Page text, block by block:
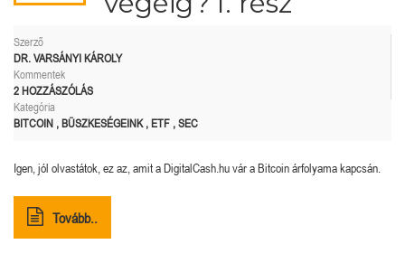
Szerző
DR. VARSÁNYI KÁROLY
Kommentek
2 HOZZÁSZÓLÁS
Kategória
BITCOIN , BÜSZKESÉGEINK, ETF , SEC
Igen, jól olvastátok, ez az, amit a DigitalCash.hu vár a Bitcoin árfolyama kapcsán.
Tovább..